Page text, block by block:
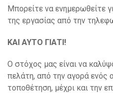
Μπορείτε να ενημερωθείτε
της εργασίας από την
ΚΑΙ ΑΥΤΟ ΓΙΑΤΙ!
Ο στόχος μας είναι να
πελάτη, από την αγορά ενός
τοποθέτηση, μέχρι και την